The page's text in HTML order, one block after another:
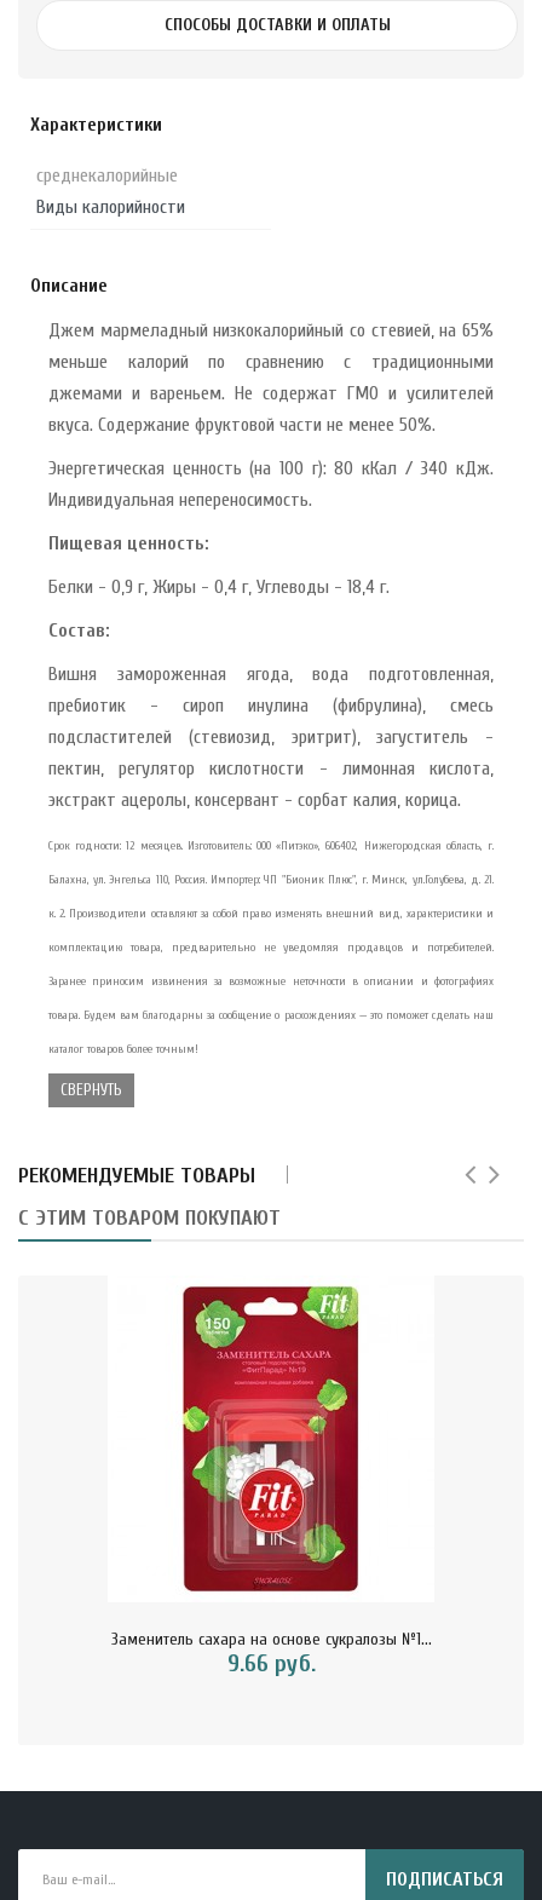
СПОСОБЫ ДОСТАВКИ И ОПЛАТЫ
Характеристики
среднекалорийные
Виды калорийности
Описание
Джем мармеладный низкокалорийный со стевией, на 65%
меньше калорий по сравнению с традиционными
джемами и вареньем. Не содержат ГМО и усилителей
вкуса. Содержание фруктовой части не менее 50%.
Энергетическая ценность (на 100 г): 80 кКал / 340 кДж.
Индивидуальная непереносимость.
Пищевая ценность:
Белки - 0,9 г, Жиры - 0,4 г, Углеводы - 18,4 г.
Состав:
Вишня замороженная ягода, вода подготовленная,
пребиотик - сироп инулина (фибрулина), смесь
подсластителей (стевиозид, эритрит), загуститель -
пектин, регулятор кислотности - лимонная кислота,
экстракт ацеролы, консервант - сорбат калия, корица.
Срок годности: 12 месяцев. Изготовитель: ООО «Питэко», 606402, Нижегородская область, г.
Балахна, ул. Энгельса 110, Россия. Импортер: ЧП "Бионик Плюс", г. Минск, ул.Голубева, д. 21.
к. 2. Производители оставляют за собой право изменять внешний вид, характеристики и
комплектацию товара, предварительно не уведомляя продавцов и потребителей.
Заранее приносим извинения за возможные неточности в описании и фотографиях
товара. Будем вам благодарны за сообщение о расхождениях — это поможет сделать наш
каталог товаров более точным!
СВЕРНУТЬ
РЕКОМЕНДУЕМЫЕ ТОВАРЫ
С ЭТИМ ТОВАРОМ ПОКУПАЮТ
Заменитель сахара на основе сукралозы №1...
9.66 руб.
ПОДПИСАТЬСЯ